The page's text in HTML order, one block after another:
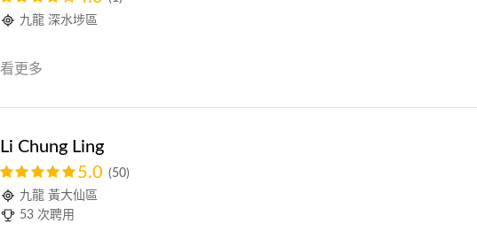
九龍 深水埗區
看更多
Li Chung Ling
5.0 (50)
九龍 黃大仙區
53 次聘用